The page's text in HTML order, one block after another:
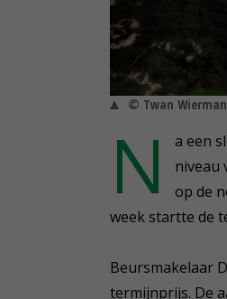
© Twan
N
a een
niveau
op de
week startte de
Beursmakelaar
termijnprijs. De